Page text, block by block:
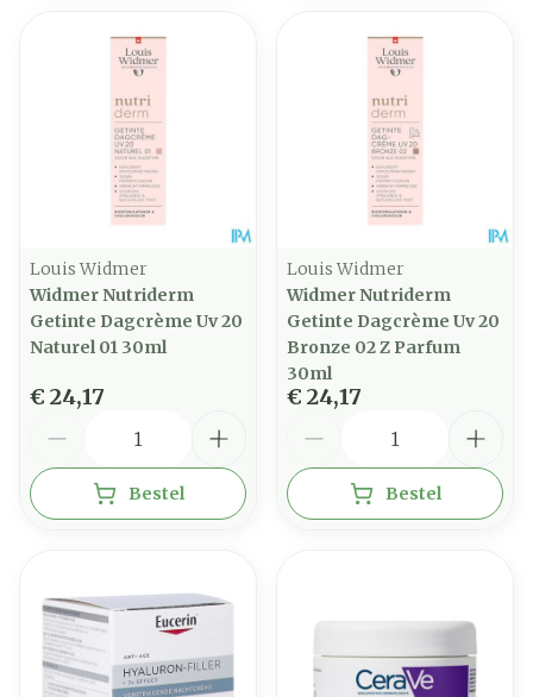
Louis Widmer
Widmer Nutriderm
Getinte Dagcrème Uv 20
Naturel 01 30ml
€ 24,17
Bestel
Louis Widmer
Widmer Nutriderm
Getinte Dagcrème Uv 20
Bronze 02 Z Parfum
30ml
€ 24,17
Bestel